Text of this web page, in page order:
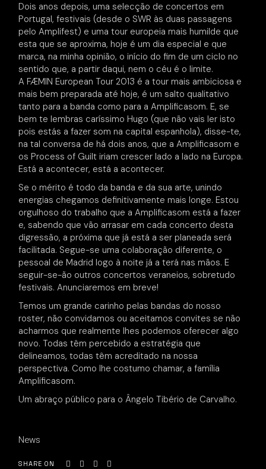
Dois anos depois, uma selecção de concertos em
Portugal, festivais (desde o SWR às duas passagens
pelo Amplifest) e uma tour europeia mais humilde que
esta que se aproxima, hoje é um dia especial e que
marca, na minha opinião, o início do fim de um ciclo no
sentido que, a partir daqui, nem o céu é o limite.
A FÆMIN European Tour 2013 é a tour mais ambiciosa e
mais bem preparada até hoje, é um salto qualitativo
tanto para a banda como para a Amplificasom. E, se
bem te lembras caríssimo Hugo (que não vais ler isto
pois estás a fazer som na capital espanhola), disse-te,
na tal conversa de há dois anos, que a Amplificasom e
os Process of Guilt iriam crescer lado a lado na Europa.
Está a acontecer, está a acontecer.
Se o mérito é todo da banda e da sua arte, unindo
energias chegamos definitivamente mais longe. Estou
orgulhoso do trabalho que a Amplificasom está a fazer
e, sabendo que vão arrasar em cada concerto desta
digressão, a próxima que já está a ser planeada será
facilitada. Segue-se uma colaboração diferente, o
pessoal de Madrid logo à noite já a terá nas mãos. E
seguir-se-ão outros concertos veraneios, sobretudo
festivais. Anunciaremos em breve!
Temos um grande carinho pelas bandas do nosso
roster, não convidamos ou aceitamos convites se não
acharmos que realmente lhes podemos oferecer algo
novo. Todas têm percebido a estratégia que
delineamos, todas têm acreditado na nossa
perspectiva. Como lhe costumo chamar, a família
Amplificasom.
Um abraço público para o Ângelo Tibério de Carvalho.
News
SHARE ON